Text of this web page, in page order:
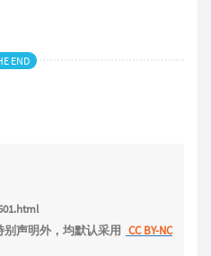
END
声明外，均默认采用 CC BY-NC